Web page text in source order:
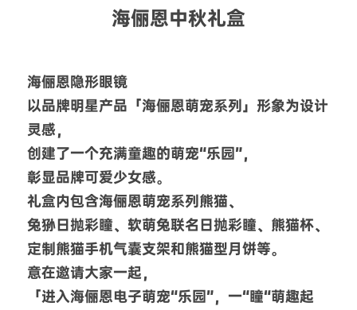
海俪恩中秋礼盒
海俪恩隐形眼镜
以品牌明星产品「海俪恩萌宠系列」形象为设计
灵感，
创建了一个充满童趣的萌宠“乐园”，
彰显品牌可爱少女感。
礼盒内包含海俪恩萌宠系列熊猫、
兔狲日抛彩瞳、软萌兔联名日抛彩瞳、熊猫杯、
定制熊猫手机气囊支架和熊猫型月饼等。
意在邀请大家一起，
「进入海俪恩电子萌宠“乐园”，一“瞳“萌趣起